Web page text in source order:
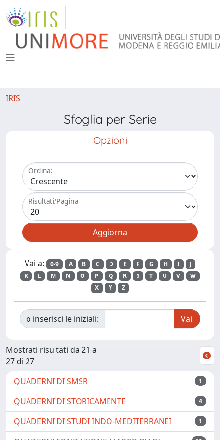
IRIS
Sfoglia per Serie
Opzioni
Ordina:
Risultati/Pagina
Vai a: 0-9 A B C D E F G H I
J
K
L M N O P Q R S T U V
W
X
Y Z
o inserisci le iniziali:
Mostrati risultati da 21 a
27 di 27
QUADERNI DI SMSR
1
QUADERNI DI STORICAMENTE 4
QUADERNI DI STUDI INDO-MEDITERRANEI 1